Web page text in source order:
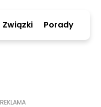
Związki Porady
REKLAMA